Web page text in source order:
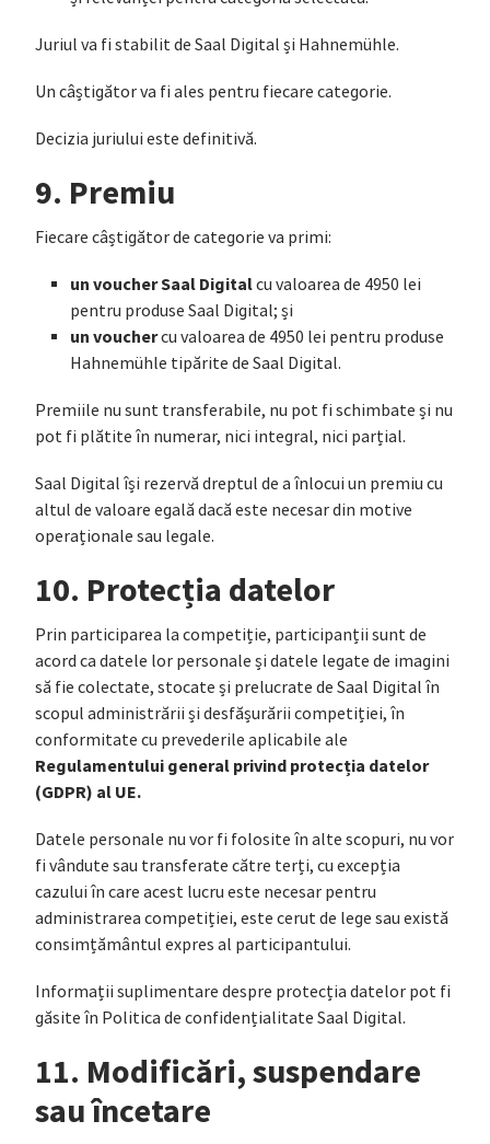
Juriul va fi stabilit de Saal Digital și Hahnemühle.
Un câștigător va fi ales pentru fiecare categorie.
Decizia juriului este definitivă.
9. Premiu
Fiecare câștigător de categorie va primi:
un voucher Saal Digitalcu valoarea de 4950 lei
pentru produse Saal Digital; și
un vouchercu valoarea de 4950 lei pentru produse
Hahnemühle tipărite de Saal Digital.
Premiile nu sunt transferabile, nu pot fi schimbate și nu
pot fi plătite în numerar, nici integral, nici parțial.
Saal Digital își rezervă dreptul de a înlocui un premiu cu
altul de valoare egală dacă este necesar din motive
operaționale sau legale.
10. Protecția datelor
Prin participarea la competiție, participanții sunt de
acord ca datele lor personale și datele legate de imagini
să fie colectate, stocate și prelucrate de Saal Digital în
scopul administrării și desfășurării competiției, în
conformitate cu prevederile aplicabile ale
Regulamentului general privind protecția datelor
(GDPR) al UE.
Datele personale nu vor fi folosite în alte scopuri, nu vor
fi vândute sau transferate către terți, cu excepția
cazului în care acest lucru este necesar pentru
administrarea competiției, este cerut de lege sau există
consimțământul expres al participantului.
Informații suplimentare despre protecția datelor pot fi
găsite în Politica de confidențialitate Saal Digital.
11. Modificări, suspendare
sau încetare